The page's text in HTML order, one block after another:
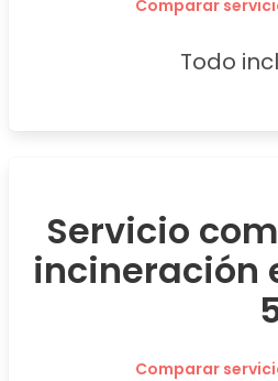
Comparar
Todo
Servicio
incineración
Comparar